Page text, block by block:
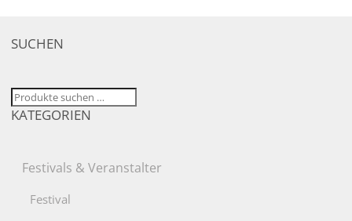
SUCHEN
Suchen
nach:
KATEGORIEN
Festivals & Veranstalter
Festival